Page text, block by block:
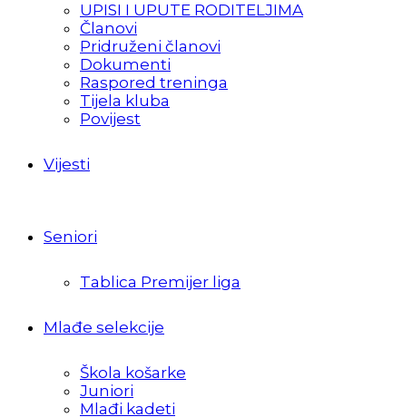
UPISI I UPUTE RODITELJIMA
Članovi
Pridruženi članovi
Dokumenti
Raspored treninga
Tijela kluba
Povijest
Vijesti
Seniori
Tablica Premijer liga
Mlađe selekcije
Škola košarke
Juniori
Mlađi kadeti